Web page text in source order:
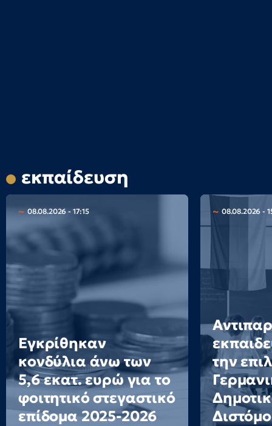
εκπαίδευση
08.08.2026 - 17:15
Εγκρίθηκαν
κονδύλια άνω των
5,6 εκατ. ευρώ για το
φοιτητικό στεγαστικό
επίδομα 2025-2026
08.08.2026 -
την